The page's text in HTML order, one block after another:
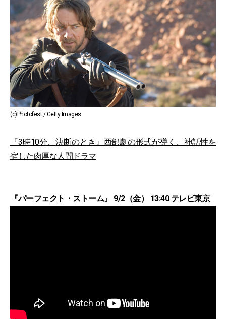
(c)Photofest / Getty Images
『3時10分、決断のとき』西部劇の形式が導く、神話性を
宿した肉厚な人間ドラマ
『パーフェクト・ストーム』 9/2（金） 13:40 テレビ東京